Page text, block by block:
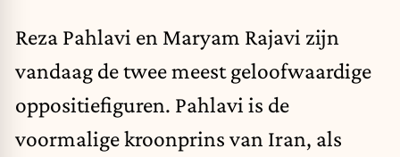
Reza Pahlavi en Maryam Rajavi zijn
vandaag de twee meest geloofwaardige
oppositiefiguren. Pahlavi is de
voormalige kroonprins van Iran, als